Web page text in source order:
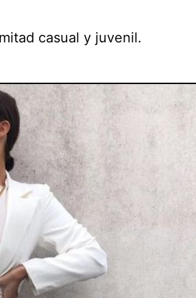
casual y juvenil.